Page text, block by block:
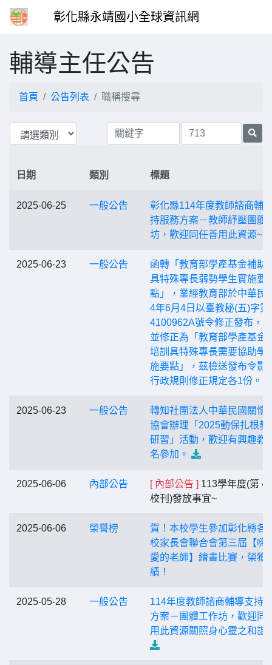
彰化縣永靖國小全球資訊網
輔導主任公告
首頁 公告列表 職稱搜尋
日期 類別 標題
2025-06-25 一般公告
彰化縣114年度教師諮商輔
持服務方案－教師紓壓團體
坊，歡迎同任善用此資源~
2025-06-23 一般公告
函轉「教育部學產基金補助
具特殊專長弱勢學生實施要
點」，業經教育部於中華民
4年6月4日以臺教秘(五)字第
4100962A號令修正發布，
並修正為「教育部學產基金
培訓具特殊專長需要協助學
施要點」，茲檢送發布令影
行政規則修正規定各1份。
2025-06-23 一般公告
轉知社團法人中華民國關懷
協會辦理「2025動保扎根教
研習」活動，歡迎有興趣教
名參加。
2025-06-06 內部公告 [ 內部公告 ] 113學年度(第
校刊)發放事宜~
2025-06-06 榮譽榜
賀！本校學生參加彰化縣各
校家長會聯合會第三屆【嗨
愛的老師】繪畫比賽，榮獲
績！
2025-05-28 一般公告
114年度教師諮商輔導支持
方案－團體工作坊，歡迎同
用此資源關照身心靈之和諧~